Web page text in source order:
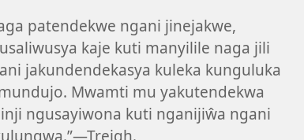
patendekwe ngani jinejakwe,
kaje kuti manyilile naga jili
jakundendekasya kuleka kunguluka
Mwamti mu yakutendekwa
ngusayiwona kuti nganijiŵa ngani